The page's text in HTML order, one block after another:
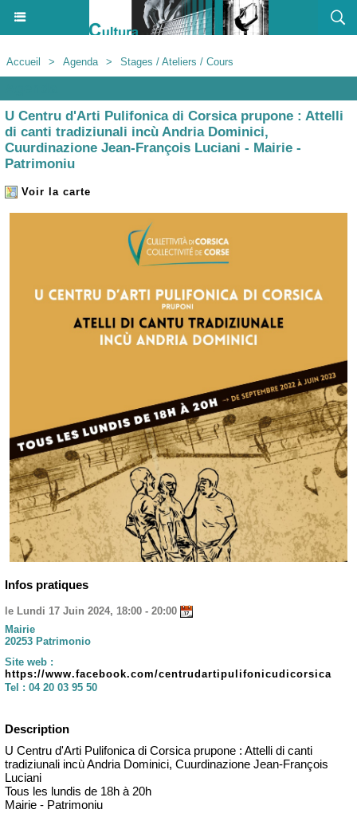
Accueil > Agenda > Stages / Ateliers / Cours
U Centru d'Arti Pulifonica di Corsica prupone : Attelli
di canti tradiziunali incù Andria Dominici,
Cuurdinazione Jean-François Luciani - Mairie -
Patrimoniu
Voir la carte
Infos pratiques
le Lundi 17 Juin 2024, 18:00 - 20:00
Mairie
20253 Patrimonio
Site web :
https://www.facebook.com/centrudartipulifonicudicorsica
Tel : 04 20 03 95 50
Description
U Centru d'Arti Pulifonica di Corsica prupone : Attelli di canti
tradiziunali incù Andria Dominici, Cuurdinazione Jean-François
Luciani
Tous les lundis de 18h à 20h
Mairie - Patrimoniu